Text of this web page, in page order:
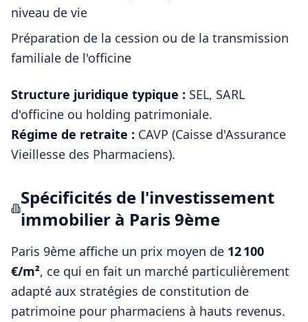
niveau de vie
Préparation de la cession ou de la transmission
familiale de l'officine
Structure juridique typique : SEL, SARL
d'officine ou holding patrimoniale.
Régime de retraite : CAVP (Caisse d'Assurance
Vieillesse des Pharmaciens).
Spécificités de l'investissement
immobilier à Paris 9ème
Paris 9ème affiche un prix moyen de 12 100
€/m², ce qui en fait un marché particulièrement
adapté aux stratégies de constitution de
patrimoine pour pharmaciens à hauts revenus.